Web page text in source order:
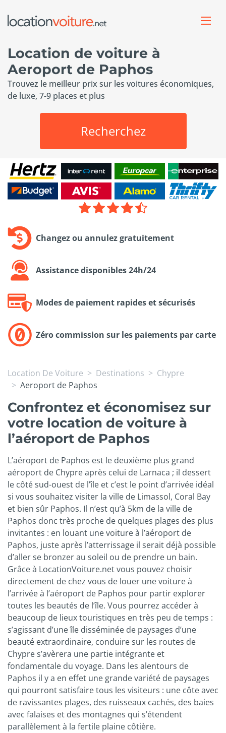
Location de voiture à
Aeroport de Paphos
Trouvez le meilleur prix sur les voitures économiques,
de luxe, 7-9 places et plus
Recherchez
Changez ou annulez gratuitement
Assistance disponibles 24h/24
Modes de paiement rapides et sécurisés
Zéro commission sur les paiements par carte
Location De Voiture Destinations
Chypre
Aeroport de Paphos
Confrontez et économisez sur
votre location de voiture à
l’aéroport de Paphos
L’aéroport de Paphos est le deuxième plus grand
aéroport de Chypre après celui de Larnaca ; il dessert
le côté sud-ouest de l’île et c’est le point d’arrivée idéal
si vous souhaitez visiter la ville de Limassol, Coral Bay
et bien sûr Paphos. Il n’est qu’à 5km de la ville de
Paphos donc très proche de quelques plages des plus
invitantes : en louant une voiture à l’aéroport de
Paphos, juste après l’atterrissage il serait déjà possible
d’aller se bronzer au soleil ou de prendre un bain.
Grâce à LocationVoiture.net vous pouvez choisir
directement de chez vous de louer une voiture à
l’arrivée à l’aéroport de Paphos pour partir explorer
toutes les beautés de l’île. Vous pourrez accéder à
beaucoup de lieux touristiques en très peu de temps :
s’agissant d’une île disséminée de paysages d’une
beauté extraordinaire, conduire sur les routes de
Chypre s’avèrera une partie intégrante et
fondamentale du voyage. Dans les alentours de
Paphos il y a en effet une grande variété de paysages
qui pourront satisfaire tous les visiteurs : une côte avec
de ravissantes plages, des ruisseaux cachés, des baies
avec falaises et des montagnes qui s’étendent
parallèlement à la fertile plaine côtière.